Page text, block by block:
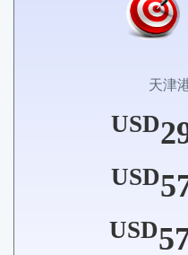
天津
USD
USD
USD